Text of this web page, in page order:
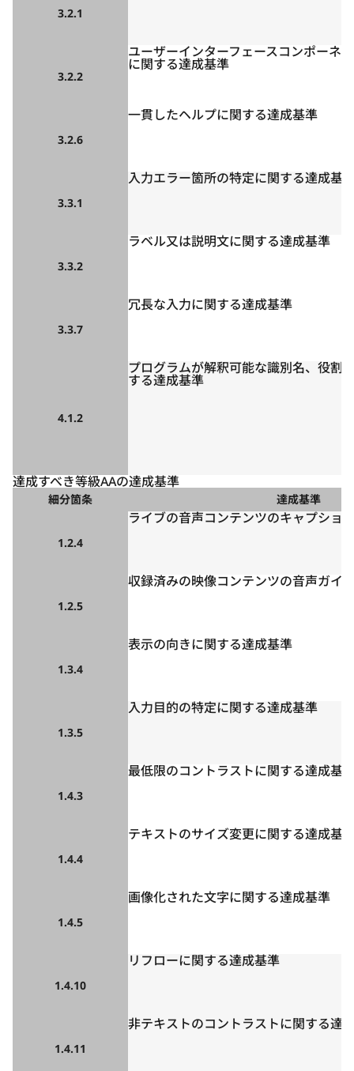
3.2.1
3.2.2
ユーザーインターフェースコンポーネ
に関する達成基準
3.2.6
一貫したヘルプに関する達成基準
3.3.1
入力エラー箇所の特定に関する達成基
3.3.2
ラベル又は説明文に関する達成基準
3.3.7
冗長な入力に関する達成基準
4.1.2
プログラムが解釈可能な識別名、役割
する達成基準
達成すべき等級AAの達成基準
細分箇条 達成基準
1.2.4
ライブの音声コンテンツのキャプショ
1.2.5
収録済みの映像コンテンツの音声ガイ
1.3.4
表示の向きに関する達成基準
1.3.5
入力目的の特定に関する達成基準
1.4.3
最低限のコントラストに関する達成基
1.4.4
テキストのサイズ変更に関する達成基
1.4.5
画像化された文字に関する達成基準
1.4.10
リフローに関する達成基準
1.4.11
非テキストのコントラストに関する達